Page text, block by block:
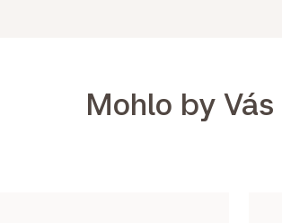
Mohlo by